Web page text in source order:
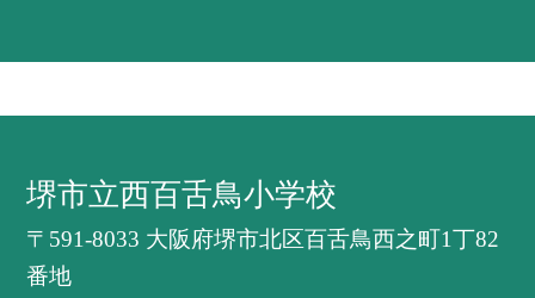
堺市立西百舌鳥小学校
〒591-8033 大阪府堺市北区百舌鳥西之町1丁82
番地